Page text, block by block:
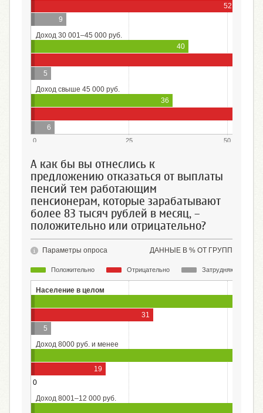
52
9
Доход 30 001–45 000 руб.
40
5
Доход свыше 45 000 руб.
36
6
0 25 50
А как бы вы отнеслись к
предложению отказаться от выплаты
пенсий тем работающим
пенсионерам, которые зарабатывают
более 83 тысяч рублей в месяц, –
положительно или отрицательно?
ДАННЫЕ В % ОТ ГРУПП
Параметры опроса
Положительно Отрицательно Затрудняюсь
Население в целом
31
5
Доход 8000 руб. и менее
19
0
Доход 8001–12 000 руб.